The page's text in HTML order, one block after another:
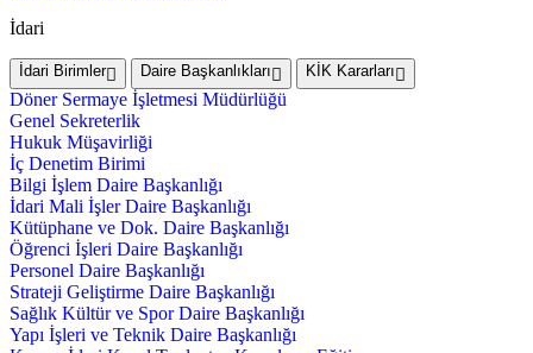
İdari
İdari Birimler Daire Başkanlıkları KİK Kararları
Döner Sermaye İşletmesi Müdürlüğü
Genel Sekreterlik
Hukuk Müşavirliği
İç Denetim Birimi
Bilgi İşlem Daire Başkanlığı
İdari Mali İşler Daire Başkanlığı
Kütüphane ve Dok. Daire Başkanlığı
Öğrenci İşleri Daire Başkanlığı
Personel Daire Başkanlığı
Strateji Geliştirme Daire Başkanlığı
Sağlık Kültür ve Spor Daire Başkanlığı
Yapı İşleri ve Teknik Daire Başkanlığı